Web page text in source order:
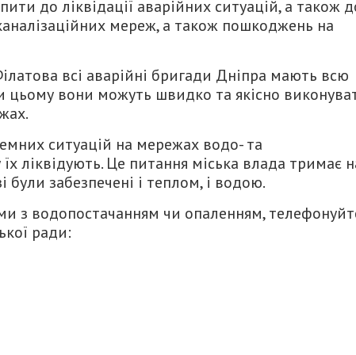
до ліквідації аварійних ситуацій, а також
мереж, а також пошкоджень на
всі аварійні бригади Дніпра мають всю
цьому вони можуть швидко та якісно
ситуацій на мережах водо- та
ліквідують. Це питання міська влада тримає
були забезпечені і теплом, і водою.
з водопостачанням чи опаленням,
ради: